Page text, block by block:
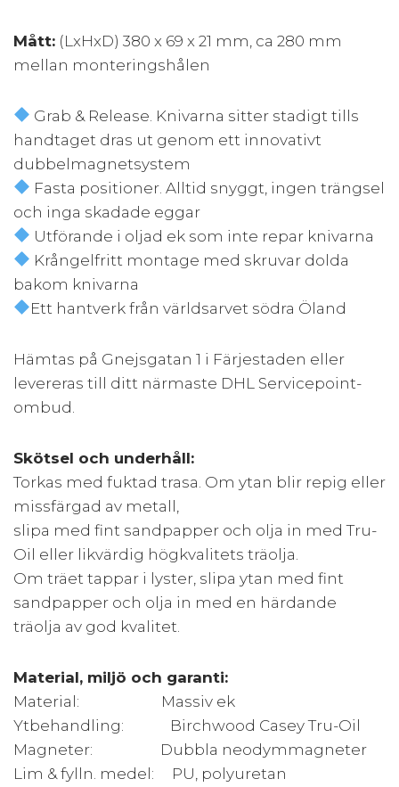
Mått: (LxHxD) 380 x 69 x 21 mm, ca 280 mm
mellan monteringshålen
Grab & Release. Knivarna sitter stadigt tills
handtaget dras ut genom ett innovativt
dubbelmagnetsystem
Fasta positioner. Alltid snyggt, ingen trängsel
och inga skadade eggar
Utförande i oljad ek som inte repar knivarna
Krångelfritt montage med skruvar dolda
bakom knivarna
Ett hantverk från världsarvet södra Öland
Hämtas på Gnejsgatan 1 i Färjestaden eller
levereras till ditt närmaste DHL Servicepoint-
ombud.
Skötsel och underhåll:
Torkas med fuktad trasa. Om ytan blir repig eller
missfärgad av metall,
slipa med fint sandpapper och olja in med Tru-
Oil eller likvärdig högkvalitets träolja.
Om träet tappar i lyster, slipa ytan med fint
sandpapper och olja in med en härdande
träolja av god kvalitet.
Material, miljö och garanti:
Material: Massiv ek
Ytbehandling: Birchwood Casey Tru-Oil
Magneter: Dubbla neodymmagneter
Lim & fylln. medel: PU, polyuretan